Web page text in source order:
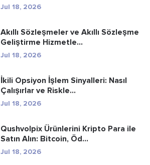
Jul 18, 2026
Akıllı Sözleşmeler ve Akıllı Sözleşme
Geliştirme Hizmetle...
Jul 18, 2026
İkili Opsiyon İşlem Sinyalleri: Nasıl
Çalışırlar ve Riskle...
Jul 18, 2026
Qushvolpix Ürünlerini Kripto Para ile
Satın Alın: Bitcoin, Öd...
Jul 18, 2026